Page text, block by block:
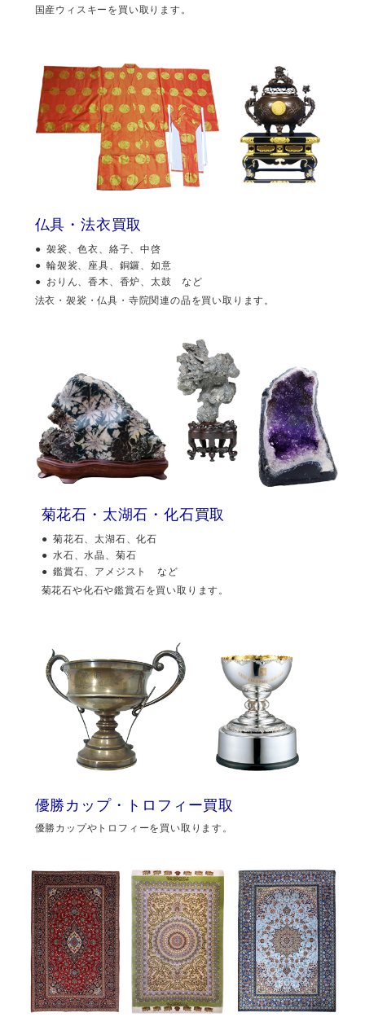
国産ウィスキーを買い取ります。
仏具・法衣買取
袈裟、色衣、絡子、中啓
輪袈裟、座具、銅鑼、如意
おりん、香木、香炉、太鼓 など
法衣・袈裟・仏具・寺院関連の品を買い取ります。
菊花石・太湖石・化石買取
菊花石、太湖石、化石
水石、水晶、菊石
鑑賞石、アメジスト など
菊花石や化石や鑑賞石を買い取ります。
優勝カップ・トロフィー買取
優勝カップやトロフィーを買い取ります。